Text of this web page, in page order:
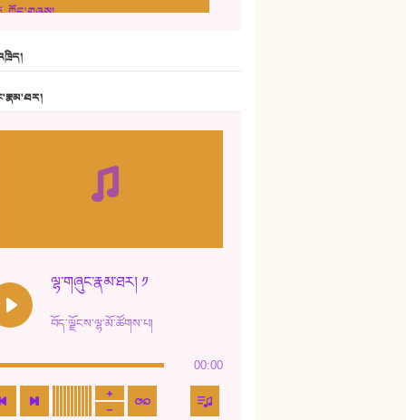
ཀོང་གཞས།
ཆོལ་གསུམ་བྲོ་གཞས། - སྒྲོན་གསལ།
13. ཆུང་འདྲིས། - ཟླ་སྒྲོན།
ཤམ་པ་ལ་ཡི་སྲས་མོ།
ལྷ་གཞུང་རྣམ་ཐར། ༡
བོད་ལྗོངས་ལྷ་མོ་ཚོགས་པ།
00:00